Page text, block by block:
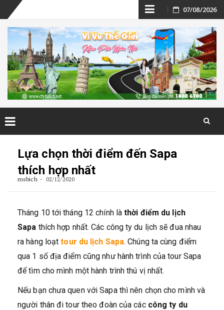
Skip
to
content
07/08/2026
Lựa chọn thời điểm đến Sapa
thích hợp nhất
msbich 02/12/2020
Tháng 10 tới tháng 12 chính làthời điểm du lịch
Sapa thích hợp nhất. Các công ty du lịch sẽ đua nhau
ra hàng loạttour du lịch Sapa. Chúng ta cùng điểm
qua 1 số địa điểm cũng như hành trình của tour Sapa
để tìm cho mình một hành trình thú vị nhất.
Nếu bạn chưa quen với Sapa thì nên chọn cho mình và
người thân đi tour theo đoàn của các công ty du